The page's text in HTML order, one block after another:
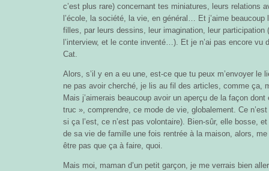
c’est plus rare) concernant tes miniatures, leurs relations
l’école, la société, la vie, en général… Et j’aime
filles, par leurs dessins, leur imagination, leur
l’interview, et le conte inventé…). Et je n’ai pas encore vu
Cat.
Alors, s’il y en a eu une, est-ce que tu peux m’envoyer le
ne pas avoir cherché, je lis au fil des articles, comme ça,
Mais j’aimerais beaucoup avoir un aperçu de la façon
truc », comprendre, ce mode de vie, globalement. Ce
si ça l’est, ce n’est pas volontaire). Bien-sûr, elle bosse,
de sa vie de famille une fois rentrée à la maison, alors,
être pas que ça à faire, quoi.
Mais moi, maman d’un petit garçon, je me verrais bien